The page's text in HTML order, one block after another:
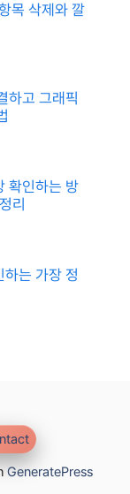
목 삭제와 깔
하고 그래픽
확인하는 방
리
는 가장 정
GeneratePress